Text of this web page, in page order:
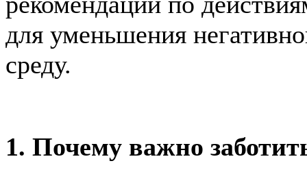
для уменьшения
среду.
1. Почему важно